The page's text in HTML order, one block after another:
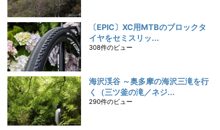
〔EPIC〕XC用MTBのブロックタ
イヤをセミスリッ...
308件のビュー
海沢渓谷 ～奥多摩の海沢三滝を行
く（三ツ釜の滝／ネジ...
290件のビュー